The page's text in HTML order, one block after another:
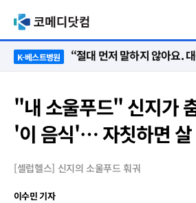
K-베스트병원
"내 소울푸드" 신지가
'이 음식'… 자칫하면 살
[셀럽헬스] 신지의 소울푸드 훠궈
이수민 기자